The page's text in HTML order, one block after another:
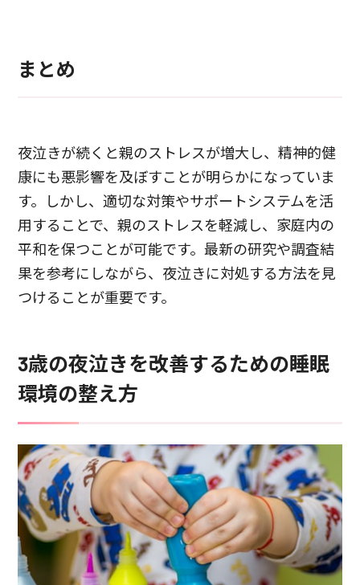
まとめ
夜泣きが続くと親のストレスが増大し、精神的健
康にも悪影響を及ぼすことが明らかになっていま
す。しかし、適切な対策やサポートシステムを活
用することで、親のストレスを軽減し、家庭内の
平和を保つことが可能です。最新の研究や調査結
果を参考にしながら、夜泣きに対処する方法を見
つけることが重要です。
3歳の夜泣きを改善するための睡眠
環境の整え方